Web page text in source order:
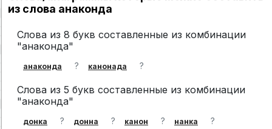
из слова анаконда
Слова из 8 букв составленные из комбинации
"анаконда"
анаконда ? канонада ?
Слова из 5 букв составленные из комбинации
"анаконда"
донка ? донна ? канон ? нанка ?